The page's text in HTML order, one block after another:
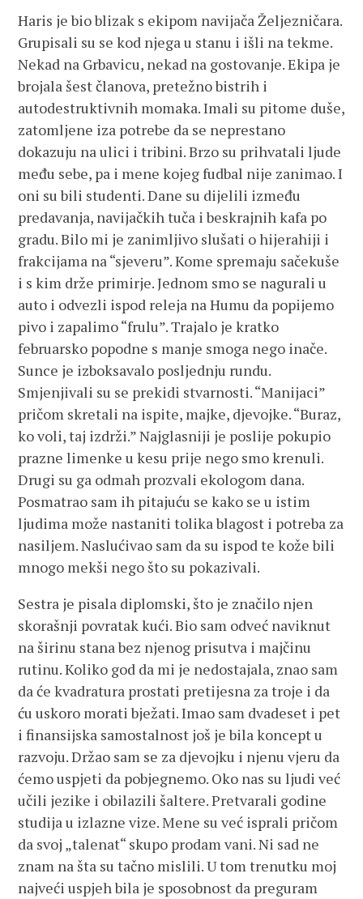
Haris je bio blizak s ekipom navijača Željezničara.
Grupisali su se kod njega u stanu i išli na tekme.
Nekad na Grbavicu, nekad na gostovanje. Ekipa je
brojala šest članova, pretežno bistrih i
autodestruktivnih momaka. Imali su pitome duše,
zatomljene iza potrebe da se neprestano
dokazuju na ulici i tribini. Brzo su prihvatali ljude
među sebe, pa i mene kojeg fudbal nije zanimao. I
oni su bili studenti. Dane su dijelili između
predavanja, navijačkih tuča i beskrajnih kafa po
gradu. Bilo mi je zanimljivo slušati o hijerahiji i
frakcijama na “sjeveru”. Kome spremaju sačekuše
i s kim drže primirje. Jednom smo se nagurali u
auto i odvezli ispod releja na Humu da popijemo
pivo i zapalimo “frulu”. Trajalo je kratko
februarsko popodne s manje smoga nego inače.
Sunce je izboksavalo posljednju rundu.
Smjenjivali su se prekidi stvarnosti. “Manijaci”
pričom skretali na ispite, majke, djevojke. “Buraz,
ko voli, taj izdrži.” Najglasniji je poslije pokupio
prazne limenke u kesu prije nego smo krenuli.
Drugi su ga odmah prozvali ekologom dana.
Posmatrao sam ih pitajuću se kako se u istim
ljudima može nastaniti tolika blagost i potreba za
nasiljem. Naslućivao sam da su ispod te kože bili
mnogo mekši nego što su pokazivali.
Sestra je pisala diplomski, što je značilo njen
skorašnji povratak kući. Bio sam odveć naviknut
na širinu stana bez njenog prisutva i majčinu
rutinu. Koliko god da mi je nedostajala, znao sam
da će kvadratura prostati pretijesna za troje i da
ću uskoro morati bježati. Imao sam dvadeset i pet
i finansijska samostalnost još je bila koncept u
razvoju. Držao sam se za djevojku i njenu vjeru da
ćemo uspjeti da pobjegnemo. Oko nas su ljudi već
učili jezike i obilazili šaltere. Pretvarali godine
studija u izlazne vize. Mene su već isprali pričom
da svoj „talenat“ skupo prodam vani. Ni sad ne
znam na šta su tačno mislili. U tom trenutku moj
najveći uspjeh bila je sposobnost da preguram